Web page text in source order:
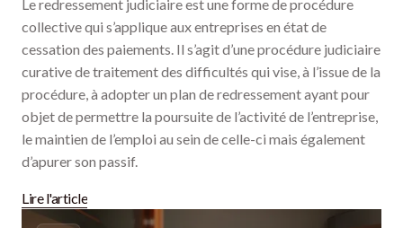
Le redressement judiciaire est une forme de procédure
collective qui s’applique aux entreprises en état de
cessation des paiements. Il s’agit d’une procédure judiciaire
curative de traitement des difficultés qui vise, à l’issue de la
procédure, à adopter un plan de redressement ayant pour
objet de permettre la poursuite de l’activité de l’entreprise,
le maintien de l’emploi au sein de celle-ci mais également
d’apurer son passif.
Lire l'article